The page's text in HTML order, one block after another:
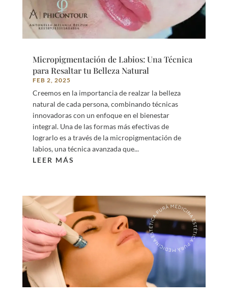
Micropigmentación de Labios: Una Técnica
para Resaltar tu Belleza Natural
FEB 2, 2025
Creemos en la importancia de realzar la belleza
natural de cada persona, combinando técnicas
innovadoras con un enfoque en el bienestar
integral. Una de las formas más efectivas de
lograrlo es a través de la micropigmentación de
labios, una técnica avanzada que...
LEER MÁS